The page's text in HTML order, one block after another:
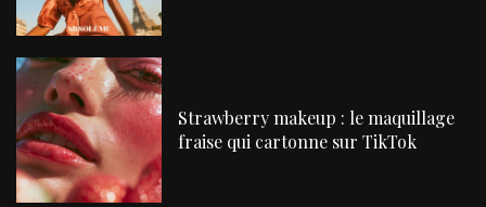
Strawberry makeup : le maquillage
fraise qui cartonne sur TikTok